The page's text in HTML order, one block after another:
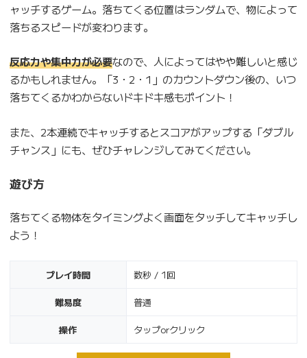
ャッチするゲーム。落ちてくる位置はランダムで、物によって
落ちるスピードが変わります。
反応力や集中力が必要なので、人によってはやや難しいと感じ
るかもしれません。「3・2・1」のカウントダウン後の、いつ
落ちてくるかわからないドキドキ感もポイント！
また、2本連続でキャッチするとスコアがアップする「ダブル
チャンス」にも、ぜひチャレンジしてみてください。
遊び方
落ちてくる物体をタイミングよく画面をタッチしてキャッチし
よう！
プレイ時間 数秒 / 1回
難易度 普通
操作 タップorクリック